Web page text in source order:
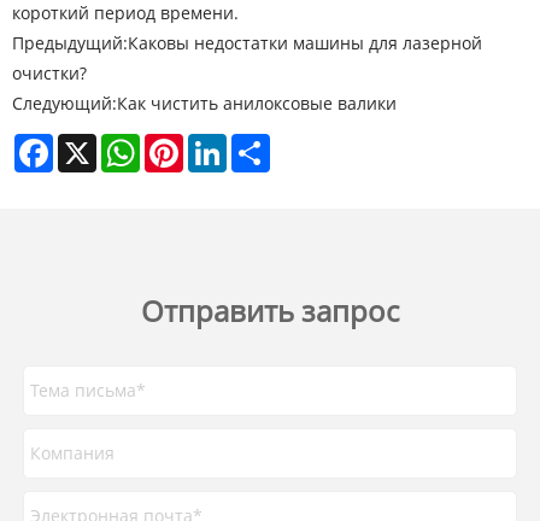
короткий период времени.
Предыдущий:Каковы недостатки машины для лазерной
очистки?
Следующий:Как чистить анилоксовые валики
Facebook
X WhatsAppPinterestLinkedIn
Отправить запрос